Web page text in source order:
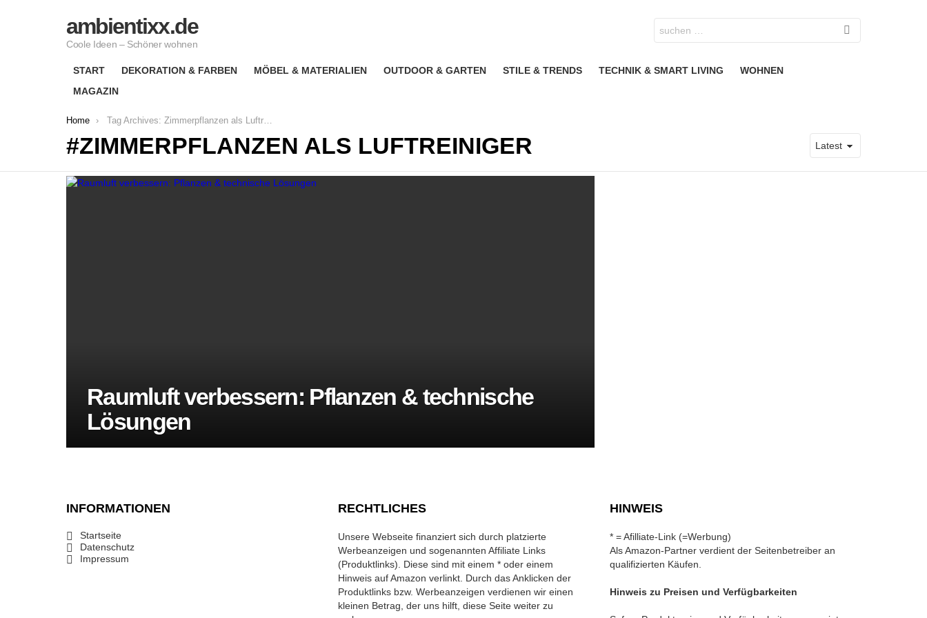
ambientixx.de
Coole Ideen – Schöner wohnen
for:
START DEKORATION & FARBEN MÖBEL & MATERIALIEN OUTDOOR & GARTEN STILE & TRENDS TECHNIK & SMART LIVING
WOHNEN
MAGAZIN
You are here:
Home Tag Archives: Zimmerpflanzen als Luftreiniger
ZIMMERPFLANZEN ALS LUFTREINIGER
LATEST
Raumluft verbessern: Pflanzen & technische
Lösungen
INFORMATIONEN
Startseite
Datenschutz
Impressum
RECHTLICHES
Unsere Webseite finanziert sich durch platzierte
Werbeanzeigen und sogenannten Affiliate Links
(Produktlinks). Diese sind mit einem * oder einem
Hinweis auf Amazon verlinkt. Durch das Anklicken der
Produktlinks bzw. Werbeanzeigen verdienen wir einen
kleinen Betrag, der uns hilft, diese Seite weiter zu
HINWEIS
* = Afilliate-Link (=Werbung)
Als Amazon-Partner verdient der Seitenbetreiber an
qualifizierten Käufen.
Hinweis zu Preisen und Verfügbarkeiten